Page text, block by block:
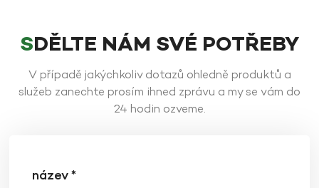
SDĚLTE NÁM SVÉ POTŘEBY
V případě jakýchkoliv dotazů ohledně produktů a
služeb zanechte prosím ihned zprávu a my se vám do
24 hodin ozveme.
název *